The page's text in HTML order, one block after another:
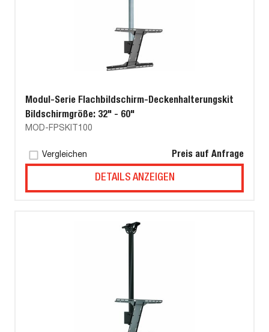
Modul-Serie Flachbildschirm-Deckenhalterungskit
Bildschirmgröße: 32" - 60"
MOD-FPSKIT100
Vergleichen Preis auf Anfrage
DETAILS ANZEIGEN